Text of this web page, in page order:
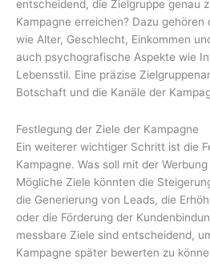
entscheidend, die Zielgruppe genau
Kampagne erreichen? Dazu
wie Alter, Geschlecht, Einkommen
auch psychografische Aspekte wie
Lebensstil. Eine präzise
Botschaft und die Kanäle der
Festlegung der Ziele der Kampagne
Ein weiterer wichtiger Schritt ist die
Kampagne. Was soll mit der
Mögliche Ziele könnten die
die Generierung von Leads, die
oder die Förderung der
messbare Ziele sind entscheidend,
Kampagne später bewerten zu